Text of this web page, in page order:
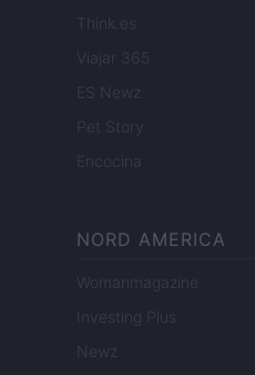
Think.es
Viajar 365
ES Newz
Pet Story
Encocina
NORD AMERICA
Womanmagazine
Investing Plus
Newz